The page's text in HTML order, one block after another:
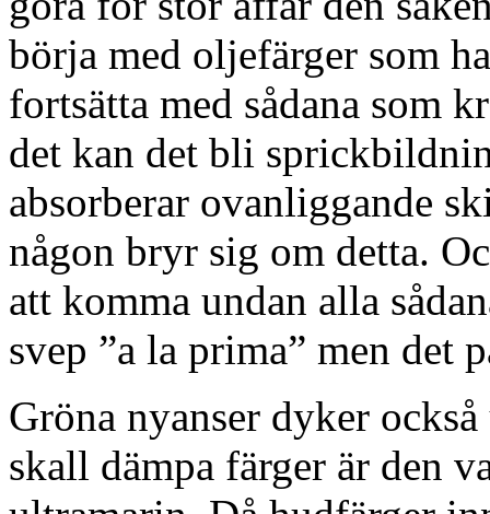
börja med oljefärger som
fortsätta med sådana som
det kan det bli
absorberar ovanliggande
någon bryr sig om detta.
att komma undan alla
svep ”a la prima” men det
Gröna nyanser dyker
skall dämpa färger är den